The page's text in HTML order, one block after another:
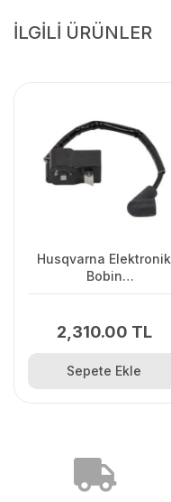
İLGİLİ ÜRÜNLER
Husqvarna Elektronik
Bobin
2,310.00 TL
Sepete Ekle